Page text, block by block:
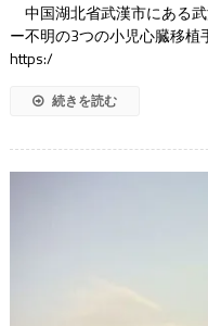
中国湖北省武漢市にある
ー不明の3つの小児心臓移植
https:/
続きを読む